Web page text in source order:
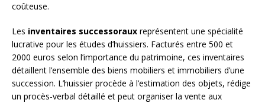
coûteuse.
Les inventaires successoraux représentent une spécialité
lucrative pour les études d’huissiers. Facturés entre 500 et
2000 euros selon l’importance du patrimoine, ces inventaires
détaillent l’ensemble des biens mobiliers et immobiliers d’une
succession. L’huissier procède à l’estimation des objets, rédige
un procès-verbal détaillé et peut organiser la vente aux